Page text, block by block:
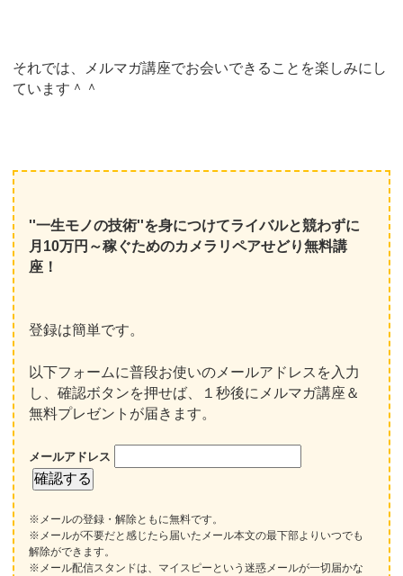
それでは、メルマガ講座でお会いできることを楽しみにし
ています＾＾
''一生モノの技術''を身につけてライバルと競わずに
月10万円～稼ぐためのカメラリペアせどり無料講
座！
登録は簡単です。
以下フォームに普段お使いのメールアドレスを入力
し、確認ボタンを押せば、１秒後にメルマガ講座＆
無料プレゼントが届きます。
メールアドレス
※メールの登録・解除ともに無料です。
※メールが不要だと感じたら届いたメール本文の最下部よりいつでも
解除ができます。
※メール配信スタンドは、マイスピーという迷惑メールが一切届かな